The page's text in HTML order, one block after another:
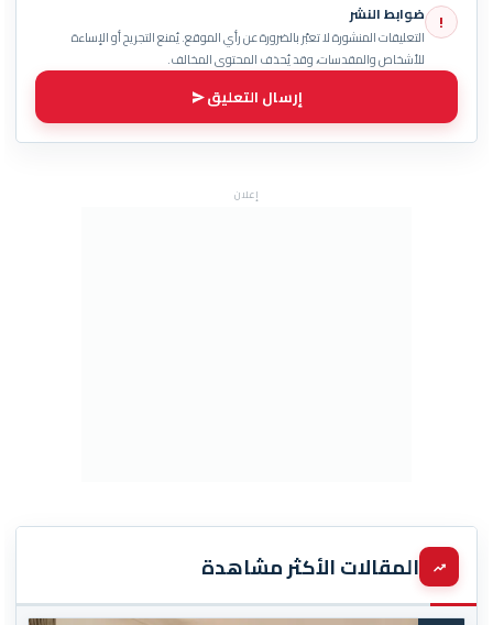
! ضوابط النشر
التعليقات المنشورة لا تعبّر بالضرورة عن رأي الموقع. يُمنع التجريح أو الإساءة
للأشخاص والمقدسات، وقد يُحذف المحتوى المخالف.
إرسال التعليق
إعلان
المقالات الأكثر مشاهدة